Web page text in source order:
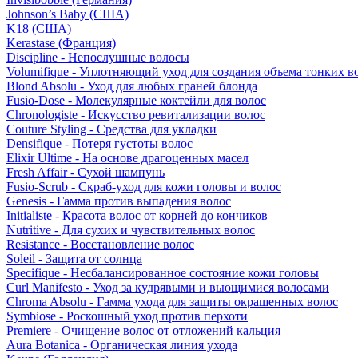
Johnson’s Baby (США)
K18 (США)
Kerastase (Франция)
Discipline - Непослушные волосы
Volumifique - Уплотняющий уход для создания объема тонких
Blond Absolu - Уход для любых граней блонда
Fusio-Dose - Молекулярные коктейли для волос
Chronologiste - Искусство ревитализации волос
Couture Styling - Средства для укладки
Densifique - Потеря густоты волос
Elixir Ultime - На основе драгоценных масел
Fresh Affair - Сухой шампунь
Fusio-Scrub - Скраб-уход для кожи головы и волос
Genesis - Гамма против выпадения волос
Initialiste - Красота волос от корней до кончиков
Nutritive - Для сухих и чувствительных волос
Resistance - Восстановление волос
Soleil - Защита от солнца
Specifique - Несбалансированное состояние кожи головы
Curl Manifesto - Уход за кудрявыми и вьющимися волосами
Chroma Absolu - Гамма ухода для защиты окрашенных волос
Symbiose - Роскошный уход против перхоти
Premiere - Очищение волос от отложений кальция
Aura Botanica - Органическая линия ухода